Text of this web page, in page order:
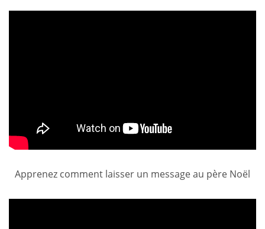
Apprenez comment laisser un message au père Noël